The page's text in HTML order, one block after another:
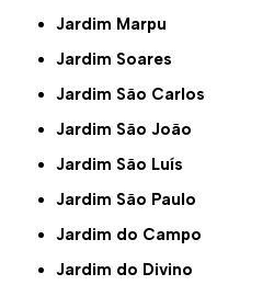
Jardim Marpu
Jardim Soares
Jardim São Carlos
Jardim São João
Jardim São Luís
Jardim São Paulo
Jardim do Campo
Jardim do Divino